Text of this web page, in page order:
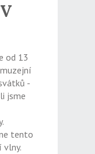
od 13
-
jsme
tento
vlny.